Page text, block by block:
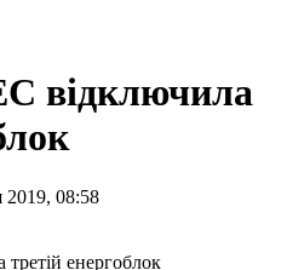
відключила
2019, 08:58